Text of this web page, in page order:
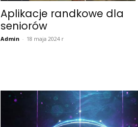
Aplikacje randkowe dla
seniorów
Admin - 18 maja 2024 r